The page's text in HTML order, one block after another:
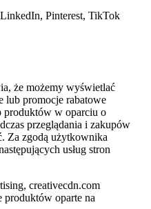
Pinterest, TikTok
że możemy wyświetlać
lub promocje rabatowe
produktów w oparciu o
przeglądania i zakupów
Za zgodą użytkownika
usług stron
creativecdn.com
produktów oparte na